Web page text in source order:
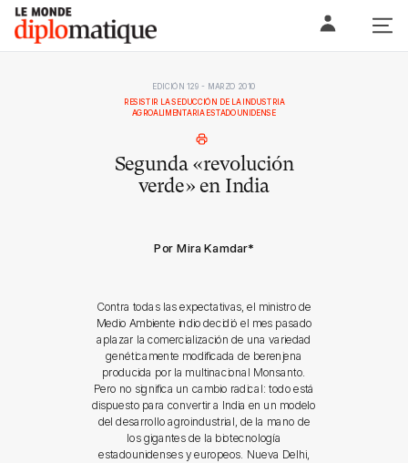
Skip
content
Le monde diplomatique
EDICIÓN 129 - MARZO 2010
RESISTIR LA SEDUCCIÓN DE LA INDUSTRIA
AGROALIMENTARIA ESTADOUNIDENSE
Segunda «revolución
verde» en India
Por Mira Kamdar*
Contra todas las expectativas, el ministro de
Medio Ambiente indio decidió el mes pasado
aplazar la comercialización de una variedad
genéticamente modificada de berenjena
producida por la multinacional Monsanto.
Pero no significa un cambio radical: todo está
dispuesto para convertir a India en un modelo
del desarrollo agroindustrial, de la mano de
los gigantes de la biotecnología
estadounidenses y europeos. Nueva Delhi,